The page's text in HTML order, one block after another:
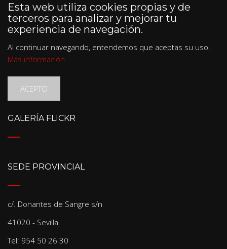
Esta web utiliza cookies propias y de
terceros para analizar y mejorar tu
experiencia de navegación.
Al continuar navegando, entendemos que aceptas su uso.
Más información
ACEPTO
GALERÍA FLICKR
SEDE PROVINCIAL
c/. Donantes de Sangre s/n
41020 - Sevilla
Tel: 954 50 26 30